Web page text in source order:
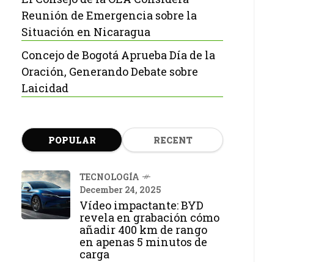
Reunión de Emergencia sobre la
Situación en Nicaragua
Concejo de Bogotá Aprueba Día de la
Oración, Generando Debate sobre
Laicidad
POPULAR RECENT
TECNOLOGÍA
December 24, 2025
Vídeo impactante: BYD
revela en grabación cómo
añadir 400 km de rango
en apenas 5 minutos de
carga